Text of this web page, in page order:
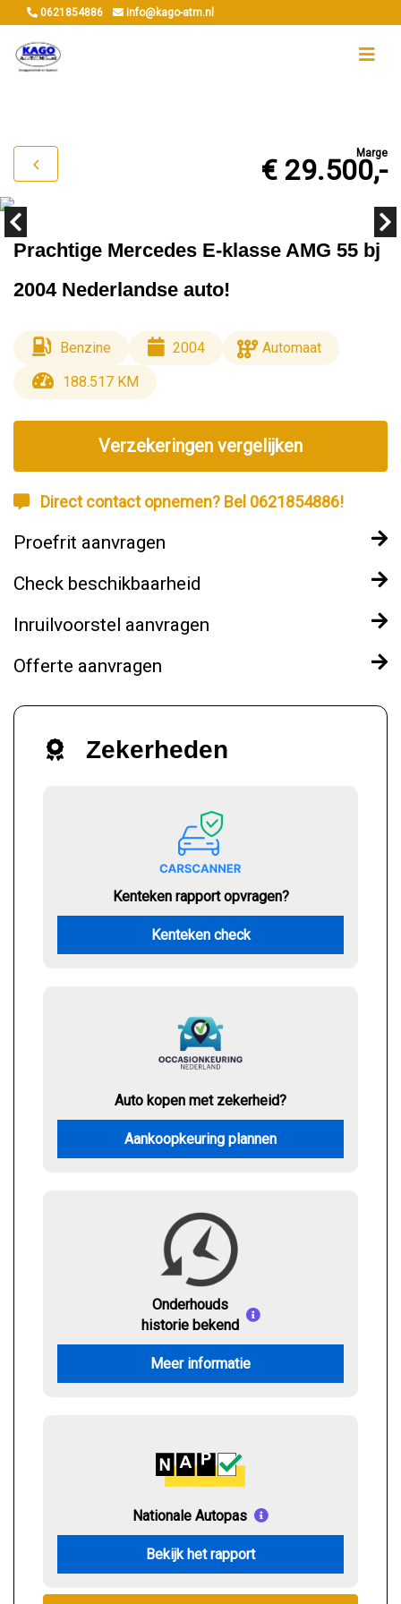
0621854886 info@kago-atm.nl
Marge
€ 29.500,-
Prachtige Mercedes E-klasse AMG 55 bj
2004 Nederlandse auto!
Benzine 2004
Automaat
188.517 KM
Verzekeringen vergelijken
Direct contact opnemen? Bel 0621854886!
Proefrit aanvragen
Check beschikbaarheid
Inruilvoorstel aanvragen
Offerte aanvragen
Zekerheden
Kenteken rapport opvragen?
Kenteken check
Auto kopen met zekerheid?
Aankoopkeuring plannen
Onderhouds
historie bekend
Meer informatie
Nationale Autopas
Bekijk het rapport